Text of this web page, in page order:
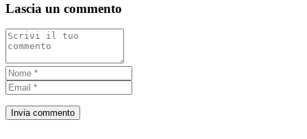
Lascia un commento